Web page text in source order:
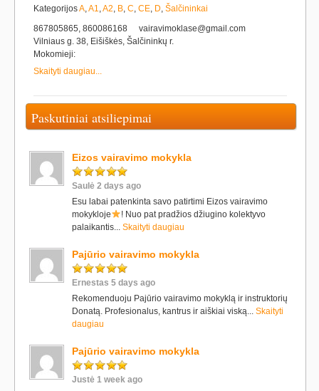
KategorijosA,A1,A2, B, C, CE, D, Šalčininkai
867805865, 860086168
vairavimoklase@gmail.com
Vilniaus g. 38, Eišiškės, Šalčininkų r.
Mokomieji:
Skaityti daugiau...
Paskutiniai atsiliepimai
Eizos vairavimo mokykla
Saulė 2 days ago
Esu labai patenkinta savo patirtimi Eizos vairavimo
mokykloje
! Nuo pat pradžios džiugino kolektyvo
palaikantis... Skaityti daugiau
Pajūrio vairavimo mokykla
Ernestas 5 days ago
Rekomenduoju Pajūrio vairavimo mokyklą ir instruktorių
Donatą. Profesionalus, kantrus ir aiškiai viską... Skaityti
daugiau
Pajūrio vairavimo mokykla
Justė 1 week ago